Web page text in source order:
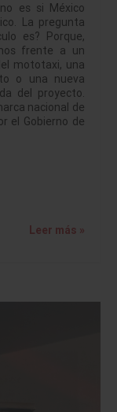
es si México
La pregunta
es? Porque,
frente a un
mototaxi, una
o una nueva
del proyecto.
nacional de
el Gobierno de
Leer más »